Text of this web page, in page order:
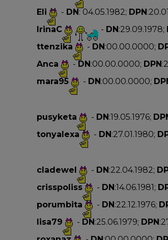
Eli
- DN: 04.05.1982; DPN
IrinaC
- DN:29.09.1978;
ttenzika
- DN:00.00.0000;
Anca
- DN:00.00.0000; DPN
mara95
- DN:00.00.0000;
pusyketa - DN:19.05.1976;
tonyalexa
- DN:27.01.1980;
cladewel - DN:22.04.1982;
crisspoliss
- DN:14.06.1981;
porumbita
- DN:22.12.1976;
lisa79
- DN:25.06.1979; DPN